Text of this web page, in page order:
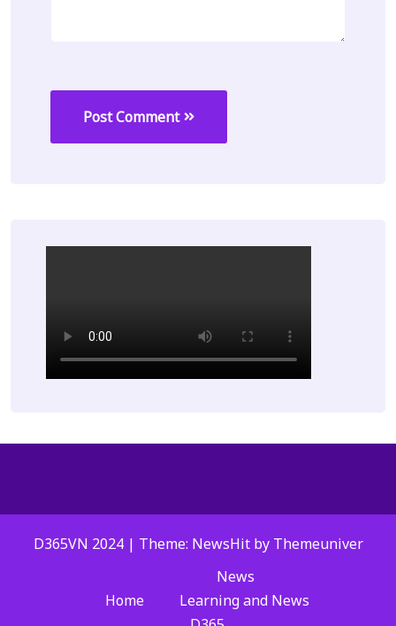
Post Comment
D365VN 2024 | Theme: NewsHit by Themeuniver
Home
News
Learning and News